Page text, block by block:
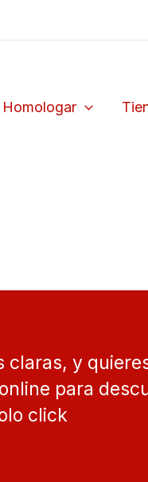
Homologar
claras, y
para
click